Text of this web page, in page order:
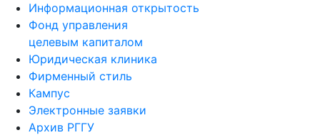
Информационная открытость
Фонд управления
целевым капиталом
Юридическая клиника
Фирменный стиль
Кампус
Электронные заявки
Архив РГГУ